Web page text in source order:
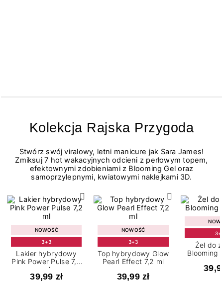
Kolekcja Rajska Przygoda
Stwórz swój viralowy, letni manicure jak Sara James!
Zmiksuj 7 hot wakacyjnych odcieni z perłowym topem,
efektownymi zdobieniami z Blooming Gel oraz
samoprzylepnymi, kwiatowymi naklejkami 3D.
NOWOŚĆ
3+3
Lakier hybrydowy
Pink Power Pulse 7,2
ml
39,99 zł
NOWOŚĆ
3+3
Top hybrydowy Glow
Pearl Effect 7,2 ml
39,99 zł
Żel do
Blooming